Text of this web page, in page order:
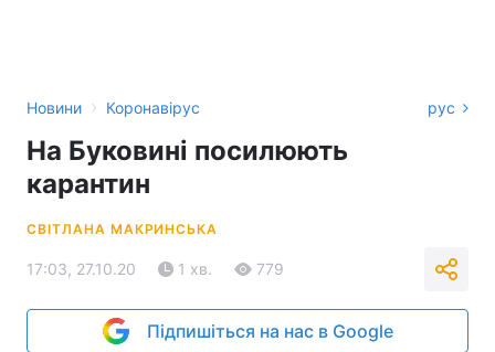
Новини › Коронавірус рус
На Буковині посилюють
карантин
СВІТЛАНА МАКРИНСЬКА
17:03, 27.10.20 1 хв. 779
Підпишіться на нас в Google